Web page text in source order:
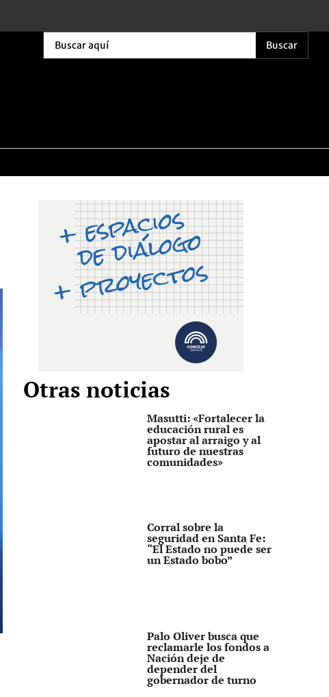
Buscar
Otras noticias
Masutti: «Fortalecer la
educación rural es
apostar al arraigo y al
futuro de nuestras
comunidades»
Corral sobre la
seguridad en Santa Fe:
“El Estado no puede ser
un Estado bobo”
Palo Oliver busca que
reclamarle los fondos a
Nación deje de
depender del
gobernador de turno